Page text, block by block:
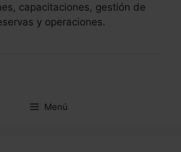
capacitaciones, gestión de
y operaciones.
Menú